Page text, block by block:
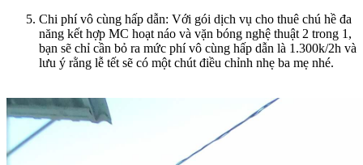
Chi phí vô cùng hấp dẫn: Với gói dịch vụ cho thuê chú hề đa
năng kết hợp MC hoạt náo và vặn bóng nghệ thuật 2 trong 1,
bạn sẽ chỉ cần bỏ ra mức phí vô cùng hấp dẫn là 1.300k/2h và
lưu ý rằng lễ tết sẽ có một chút điều chỉnh nhẹ ba mẹ nhé.